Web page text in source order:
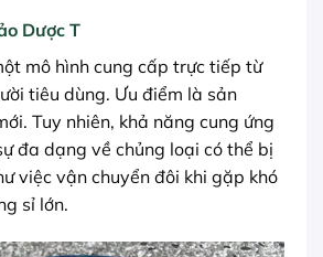
Dược T
mô hình cung cấp trực tiếp từ
tiêu dùng. Ưu điểm là sản
Tuy nhiên, khả năng cung ứng
đa dạng về chủng loại có thể bị
việc vận chuyển đôi khi gặp khó
sỉ lớn.